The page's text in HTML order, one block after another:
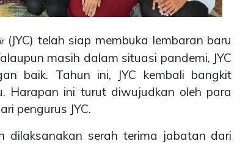
(JYC) telah siap membuka lembaran baru
masih dalam situasi pandemi, JYC
baik. Tahun ini, JYC kembali bangkit
Harapan ini turut diwujudkan oleh para
pengurus JYC.
dilaksanakan serah terima jabatan dari